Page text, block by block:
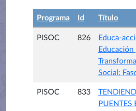
Programa Id Título
PISOC 826
Educa-
Educación
Social:
PISOC 833
PUENTES